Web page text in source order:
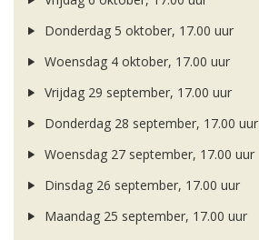
Donderdag 5 oktober, 17.00 uur
Woensdag 4 oktober, 17.00 uur
Vrijdag 29 september, 17.00 uur
Donderdag 28 september, 17.00 uur
Woensdag 27 september, 17.00 uur
Dinsdag 26 september, 17.00 uur
Maandag 25 september, 17.00 uur